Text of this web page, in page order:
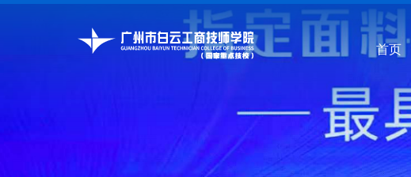
首页